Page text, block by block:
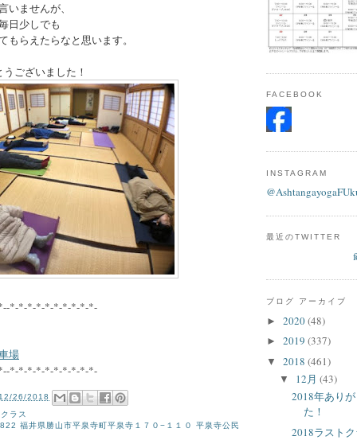
いませんが、
日少しでも
もらえたらなと思います。
ございました！
*-*-*-*-*-*-*-*-*-*-
場
*-*-*-*-*-*-*-*-*-*-
26/2018
ラス
福井県勝山市平泉寺町平泉寺１７０−１１０ 平泉寺公民
FACEBOOK
INSTAGRAM
最近のTWITTER
ブログ アーカイブ
► 2020(48)
► 2019 (337)
▼ 2018 (461)
▼ 12月 (43)
2018年あり
た！
2018ラスト